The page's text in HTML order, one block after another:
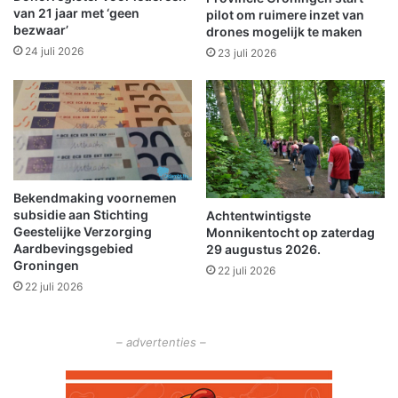
e
n
i
2
0
2
2
v
a
n
m
i
e
n
i
n
m
i
d
d
a
van 21 jaar met ‘geen
bezwaar’
24 juli 2026
pilot om ruimere inzet van
drones mogelijk te maken
23 juli 2026
Bekendmaking voornemen
subsidie aan Stichting
Geestelijke Verzorging
Aardbevingsgebied
Groningen
22 juli 2026
Achtentwintigste
Monnikentocht op zaterdag
29 augustus 2026.
22 juli 2026
– advertenties –